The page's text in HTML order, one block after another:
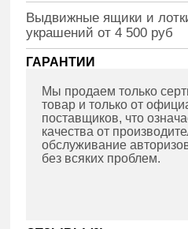
Выдвижные ящики и
украшений от 4 500 руб
ГАРАНТИИ
Мы продаем только
товар и только от
поставщиков, что
качества от
обслуживание
без всяких проблем.